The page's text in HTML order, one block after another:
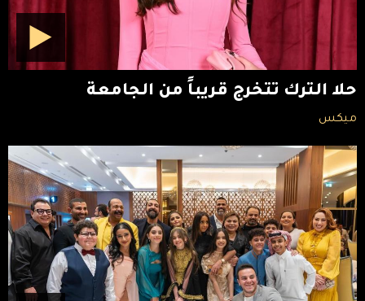
حلا الترك تتخرج قريباً من الجامعة
ميكس